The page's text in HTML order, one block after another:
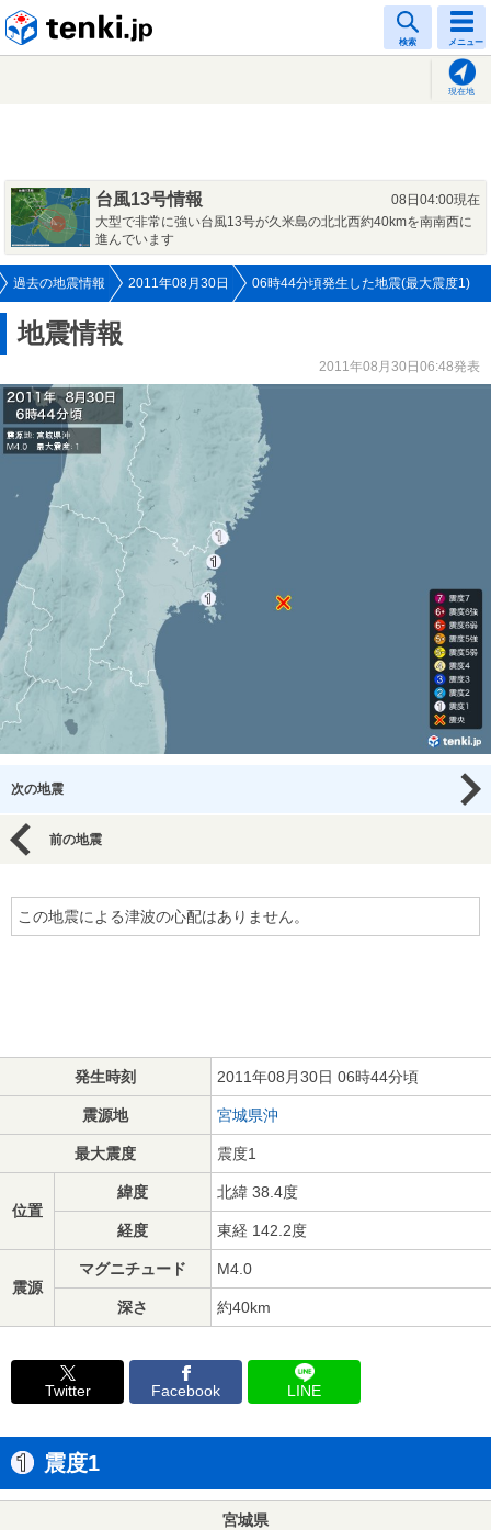
検索 メニュー
現在地
台風13号情報
08日04:00現在
大型で非常に強い台風13号が久米島の北北西約40kmを南南西に
進んでいます
過去の地震情報 2011年08月30日 06時44分頃発生した地震(最大震度1)
地震情報
2011年08月30日06:48発表
次の地震
前の地震
この地震による津波の心配はありません。
発生時刻 2011年08月30日 06時44分頃
震源地 宮城県沖
最大震度 震度1
位置
緯度 北緯 38.4度
経度 東経 142.2度
震源
マグニチュード M4.0
深さ 約40km
Twitter Facebook LINE
震度1
宮城県